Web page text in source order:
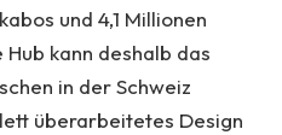
und 4,1 Millionen
kann deshalb das
in der Schweiz
überarbeitetes Design